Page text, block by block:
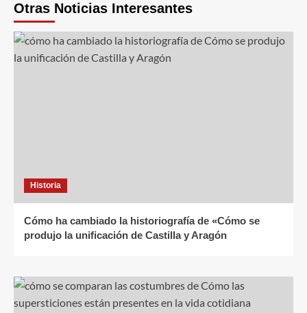
Otras Noticias Interesantes
Historia
Cómo ha cambiado la historiografía de «Cómo se
produjo la unificación de Castilla y Aragón